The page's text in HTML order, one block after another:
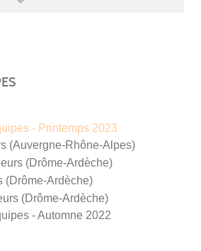
- Printemps 2023
(Auvergne-Rhône-Alpes)
(Drôme-Ardèche)
(Drôme-Ardèche)
(Drôme-Ardèche)
- Automne 2022